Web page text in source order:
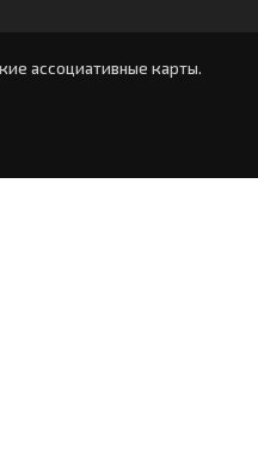
ассоциативные карты.